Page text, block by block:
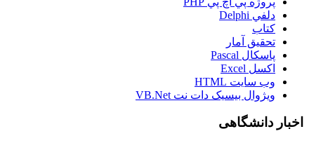
دلفي Delphi
کتاب
تحقيق آمار
پاسکال Pascal
اکسل Excel
وب سايت HTML
ويژوال بيسيک دات نت VB.Net
اخبار دانشگاهی